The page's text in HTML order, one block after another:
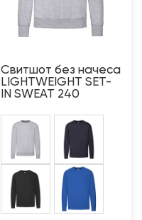
Свитшот без начеса
LIGHTWEIGHT SET-
IN SWEAT 240